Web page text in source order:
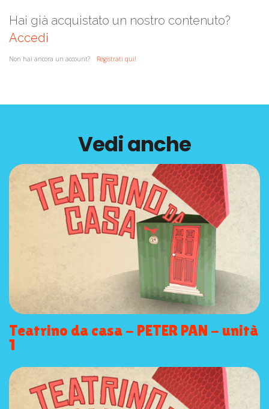
Hai già acquistato un nostro contenuto?
Accedi
Non hai ancora un account? Registrati qui!
Vedi anche
Teatrino da casa - PETER PAN - unità
1